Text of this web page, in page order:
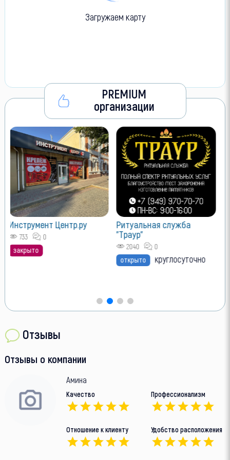
Загружаем карту
PREMIUM
организации
Центр.ру
Ритуальная служба
"Траур"
круглосуточно
VIP
Лучшие позиции
объявления
Как сюда
Отзывы
Отзывы о компании
Амина
Качество Профессионализм
Отношение к клиенту Удобство расположения